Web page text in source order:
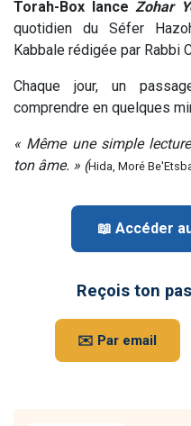
Torah-Box lance Zohar
quotidien du Séfer
Kabbale rédigée par Rabbi
Chaque jour, un
comprendre en quelques
« Même une simple
ton âme. » (Hida, Moré
📖 Accéder
Reçois ton
✉️ Par email